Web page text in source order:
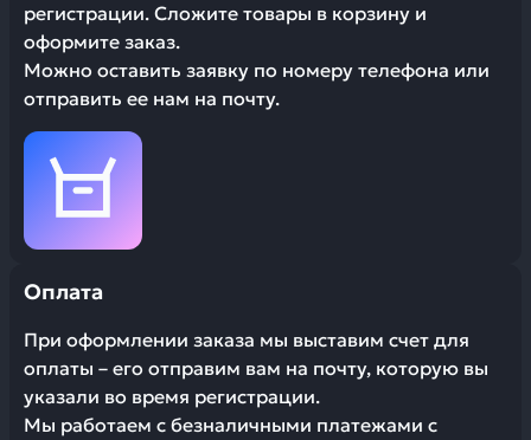
регистрации. Сложите товары в корзину и
оформите заказ.
Можно оставить заявку по номеру телефона или
отправить ее нам на почту.
Оплата
При оформлении заказа мы выставим счет для
оплаты – его отправим вам на почту, которую вы
указали во время регистрации.
Мы работаем с безналичными платежами с